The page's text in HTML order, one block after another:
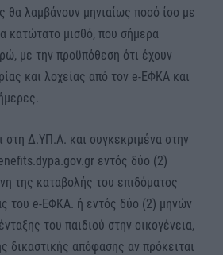
θα λαμβάνουν μηνιαίως ποσό ίσο με
κατώτατο μισθό, που σήμερα
με την προϋπόθεση ότι έχουν
και λοχείας από τον e-ΕΦΚΑ και
στη Δ.ΥΠ.Α. και συγκεκριμένα στην
εντός δύο (2)
της καταβολής του επιδόματος
του e-ΕΦΚΑ. ή εντός δύο (2) μηνών
του παιδιού στην οικογένεια,
δικαστικής απόφασης αν πρόκειται